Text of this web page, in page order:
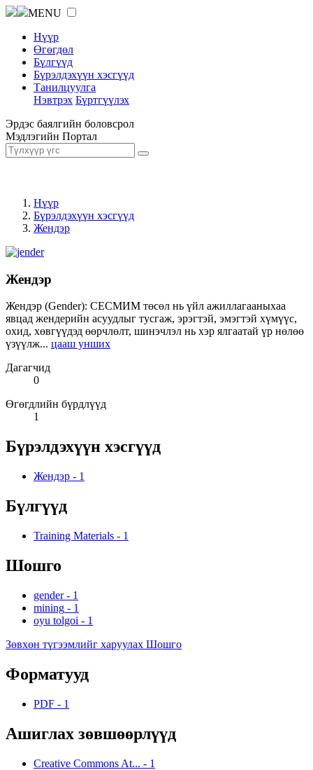
MENU
Нүүр
Өгөгдөл
Бүлгүүд
Бүрэлдэхүүн хэсгүүд
Танилцуулга
Нэвтрэх Бүртгүүлэх
Эрдэс баялгийн боловсрол
Мэдлэгийн Портал
Нүүр
Бүрэлдэхүүн хэсгүүд
Жендэр
Жендэр
Жендэр (Gender): СЕСМИМ төсөл нь үйл ажиллагааныхаа
явцад жендерийн асуудлыг тусгаж, эрэгтэй, эмэгтэй хүмүүс,
охид, хөвгүүдэд өөрчлөлт, шинэчлэл нь хэр ялгаатай үр нөлөө
үзүүлж... цааш унших
Дагагчид
0
Өгөгдлийн бүрдлүүд
1
Бүрэлдэхүүн хэсгүүд
Жендэр - 1
Бүлгүүд
Training Materials - 1
Шошго
gender - 1
mining - 1
oyu tolgoi - 1
Зөвхөн түгээмлийг харуулах Шошго
Форматууд
PDF - 1
Ашиглах зөвшөөрлүүд
Creative Commons At... - 1